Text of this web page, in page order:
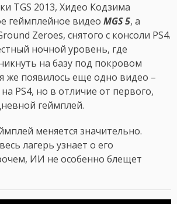
TGS 2013, Хидео Кодзима
геймплейное видео MGS 5, а
Zeroes, снятого с консоли PS4.
ночной уровень, где
на базу под покровом
же появилось еще одно видео –
PS4, но в отличие от первого,
геймплей.
меняется значительно.
лагерь узнает о его
ИИ не особенно блещет